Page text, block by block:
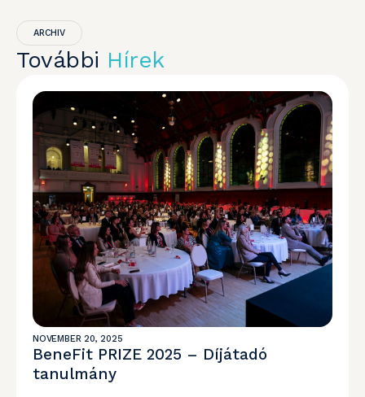
ARCHIV
További Hírek
NOVEMBER 20, 2025
BeneFit PRIZE 2025 – Díjátadó
tanulmány